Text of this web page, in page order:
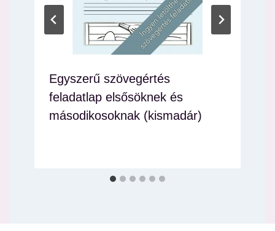
Egyszerű szövegértés
feladatlap elsősöknek és
másodikosoknak (kismadár)